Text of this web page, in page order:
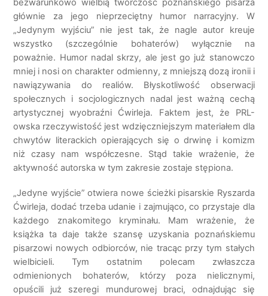
bezwarunkowo wielbią twórczość poznańskiego pisarza
głównie za jego nieprzeciętny humor narracyjny. W
„Jedynym wyjściu” nie jest tak, że nagle autor kreuje
wszystko (szczególnie bohaterów) wyłącznie na
poważnie. Humor nadal skrzy, ale jest go już stanowczo
mniej i nosi on charakter odmienny, z mniejszą dozą ironii i
nawiązywania do realiów. Błyskotliwość obserwacji
społecznych i socjologicznych nadal jest ważną cechą
artystycznej wyobraźni Ćwirleja. Faktem jest, że PRL-
owska rzeczywistość jest wdzięczniejszym materiałem dla
chwytów literackich opierających się o drwinę i komizm
niż czasy nam współczesne. Stąd takie wrażenie, że
aktywność autorska w tym zakresie zostaje stępiona.
„Jedyne wyjście” otwiera nowe ścieżki pisarskie Ryszarda
Ćwirleja, dodać trzeba udanie i zajmująco, co przystaje dla
każdego znakomitego kryminału. Mam wrażenie, że
książka ta daje także szansę uzyskania poznańskiemu
pisarzowi nowych odbiorców, nie tracąc przy tym stałych
wielbicieli. Tym ostatnim polecam zwłaszcza
odmienionych bohaterów, którzy poza nielicznymi,
opuścili już szeregi mundurowej braci, odnajdując się